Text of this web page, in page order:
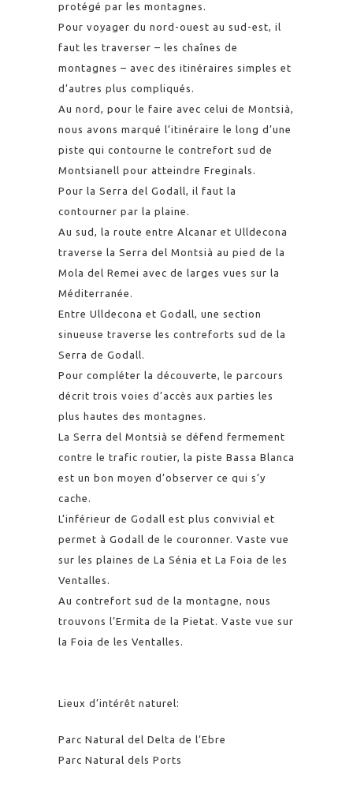
protégé par les montagnes.
Pour voyager du nord-ouest au sud-est, il
faut les traverser – les chaînes de
montagnes – avec des itinéraires simples et
d’autres plus compliqués.
Au nord, pour le faire avec celui de Montsià,
nous avons marqué l’itinéraire le long d’une
piste qui contourne le contrefort sud de
Montsianell pour atteindre Freginals.
Pour la Serra del Godall, il faut la
contourner par la plaine.
Au sud, la route entre Alcanar et Ulldecona
traverse la Serra del Montsià au pied de la
Mola del Remei avec de larges vues sur la
Méditerranée.
Entre Ulldecona et Godall, une section
sinueuse traverse les contreforts sud de la
Serra de Godall.
Pour compléter la découverte, le parcours
décrit trois voies d’accès aux parties les
plus hautes des montagnes.
La Serra del Montsià se défend fermement
contre le trafic routier, la piste Bassa Blanca
est un bon moyen d’observer ce qui s’y
cache.
L’inférieur de Godall est plus convivial et
permet à Godall de le couronner. Vaste vue
sur les plaines de La Sénia et La Foia de les
Ventalles.
Au contrefort sud de la montagne, nous
trouvons l’Ermita de la Pietat. Vaste vue sur
la Foia de les Ventalles.
Lieux d’intérêt naturel:
Parc Natural del Delta de l’Ebre
Parc Natural dels Ports